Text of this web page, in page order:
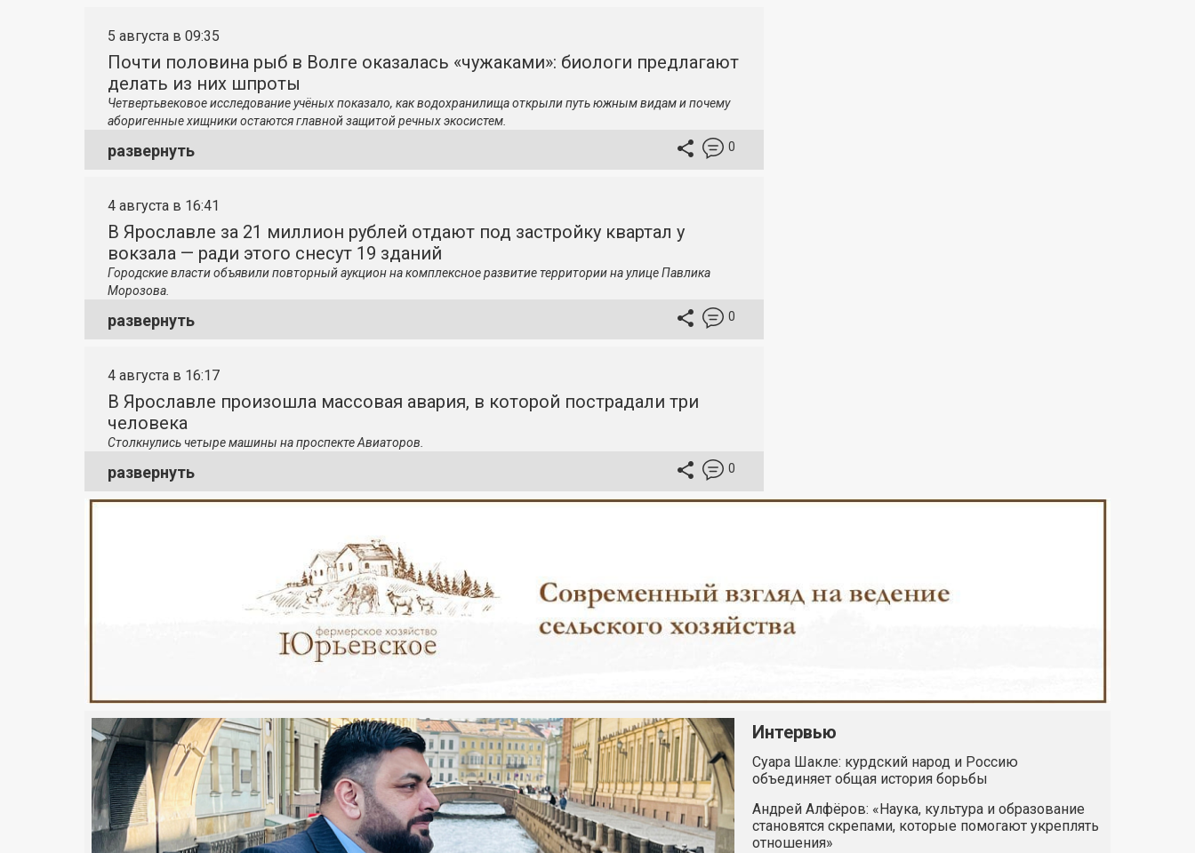
5 августа в 09:35
Почти половина рыб в Волге оказалась «чужаками»: биологи предлагают
делать из них шпроты
Четвертьвековое исследование учёных показало, как водохранилища открыли путь южным видам и почему
аборигенные хищники остаются главной защитой речных экосистем.
развернуть 0
4 августа в 16:41
В Ярославле за 21 миллион рублей отдают под застройку квартал у
вокзала — ради этого снесут 19 зданий
Городские власти объявили повторный аукцион на комплексное развитие территории на улице Павлика
Морозова.
развернуть 0
4 августа в 16:17
В Ярославле произошла массовая авария, в которой пострадали три
человека
Столкнулись четыре машины на проспекте Авиаторов.
развернуть 0
Интервью
Суара Шакле: курдский народ и Россию
объединяет общая история борьбы
Андрей Алфёров: «Наука, культура и образование
становятся скрепами, которые помогают укреплять
отношения»